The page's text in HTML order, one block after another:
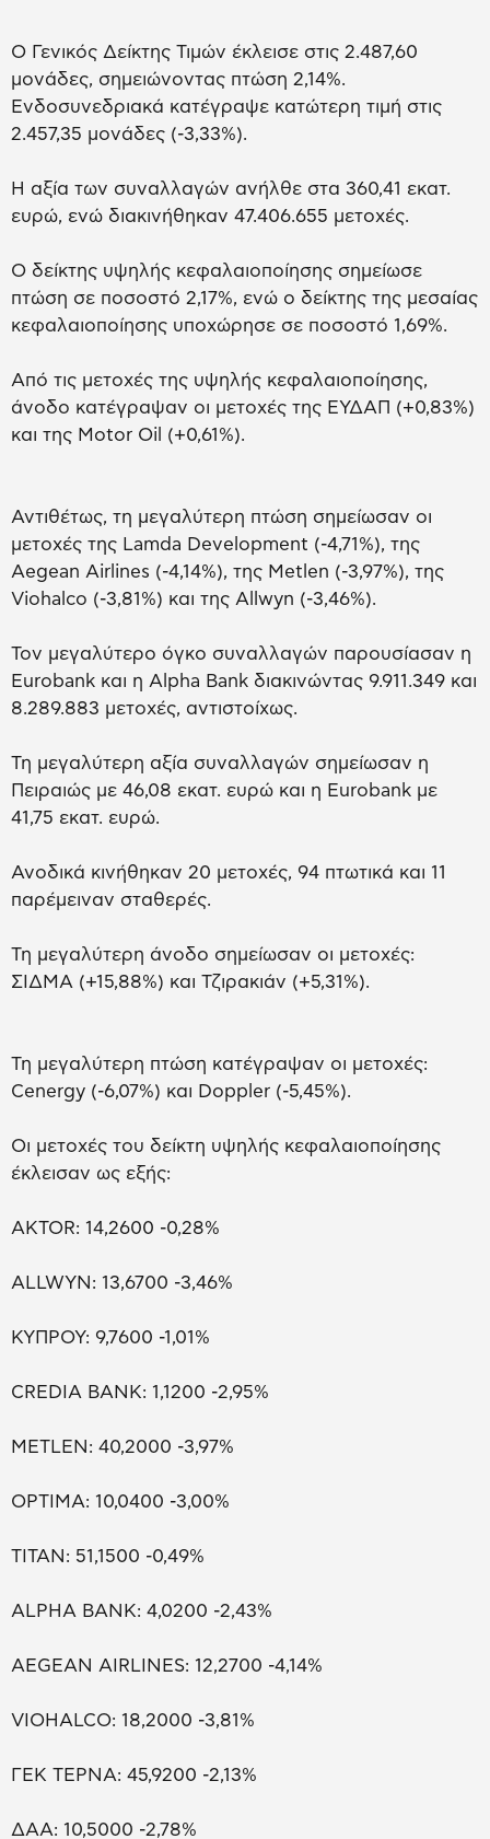
O Γενικός Δείκτης Τιμών έκλεισε στις 2.487,60
μονάδες, σημειώνοντας πτώση 2,14%.
Ενδοσυνεδριακά κατέγραψε κατώτερη τιμή στις
2.457,35 μονάδες (-3,33%).
Η αξία των συναλλαγών ανήλθε στα 360,41 εκατ.
ευρώ, ενώ διακινήθηκαν 47.406.655 μετοχές.
Ο δείκτης υψηλής κεφαλαιοποίησης σημείωσε
πτώση σε ποσοστό 2,17%, ενώ ο δείκτης της μεσαίας
κεφαλαιοποίησης υποχώρησε σε ποσοστό 1,69%.
Από τις μετοχές της υψηλής κεφαλαιοποίησης,
άνοδο κατέγραψαν οι μετοχές της ΕΥΔΑΠ (+0,83%)
και της Motor Oil (+0,61%).
Αντιθέτως, τη μεγαλύτερη πτώση σημείωσαν οι
μετοχές της Lamda Development (-4,71%), της
Aegean Airlines (-4,14%), της Metlen (-3,97%), της
Viohalco (-3,81%) και της Allwyn (-3,46%).
Τον μεγαλύτερο όγκο συναλλαγών παρουσίασαν η
Eurobank και η Alpha Bank διακινώντας 9.911.349 και
8.289.883 μετοχές, αντιστοίχως.
Τη μεγαλύτερη αξία συναλλαγών σημείωσαν η
Πειραιώς με 46,08 εκατ. ευρώ και η Eurobank με
41,75 εκατ. ευρώ.
Ανοδικά κινήθηκαν 20 μετοχές, 94 πτωτικά και 11
παρέμειναν σταθερές.
Τη μεγαλύτερη άνοδο σημείωσαν οι μετοχές:
ΣΙΔΜΑ (+15,88%) και Τζιρακιάν (+5,31%).
Τη μεγαλύτερη πτώση κατέγραψαν οι μετοχές:
Cenergy (-6,07%) και Doppler (-5,45%).
Οι μετοχές του δείκτη υψηλής κεφαλαιοποίησης
έκλεισαν ως εξής:
AKTOR: 14,2600 -0,28%
ALLWYN: 13,6700 -3,46%
ΚΥΠΡΟΥ: 9,7600 -1,01%
CREDIA BANK: 1,1200 -2,95%
METLEN: 40,2000 -3,97%
OPTIMA: 10,0400 -3,00%
ΤΙΤΑΝ: 51,1500 -0,49%
ALPHA BANK: 4,0200 -2,43%
AEGEAN AIRLINES: 12,2700 -4,14%
VIOHALCO: 18,2000 -3,81%
ΓΕΚ ΤΕΡΝΑ: 45,9200 -2,13%
ΔΑΑ: 10,5000 -2,78%